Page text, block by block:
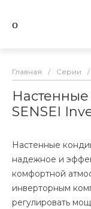
Главная / Серии /
SENSEI
Настенные
надежное и
комфортной
инверторным
регулировать